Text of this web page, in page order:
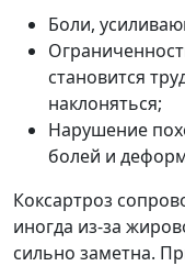
Боли,
становится
наклоняться;
Нарушение
болей и
Коксартроз
иногда из-за
сильно заметна.